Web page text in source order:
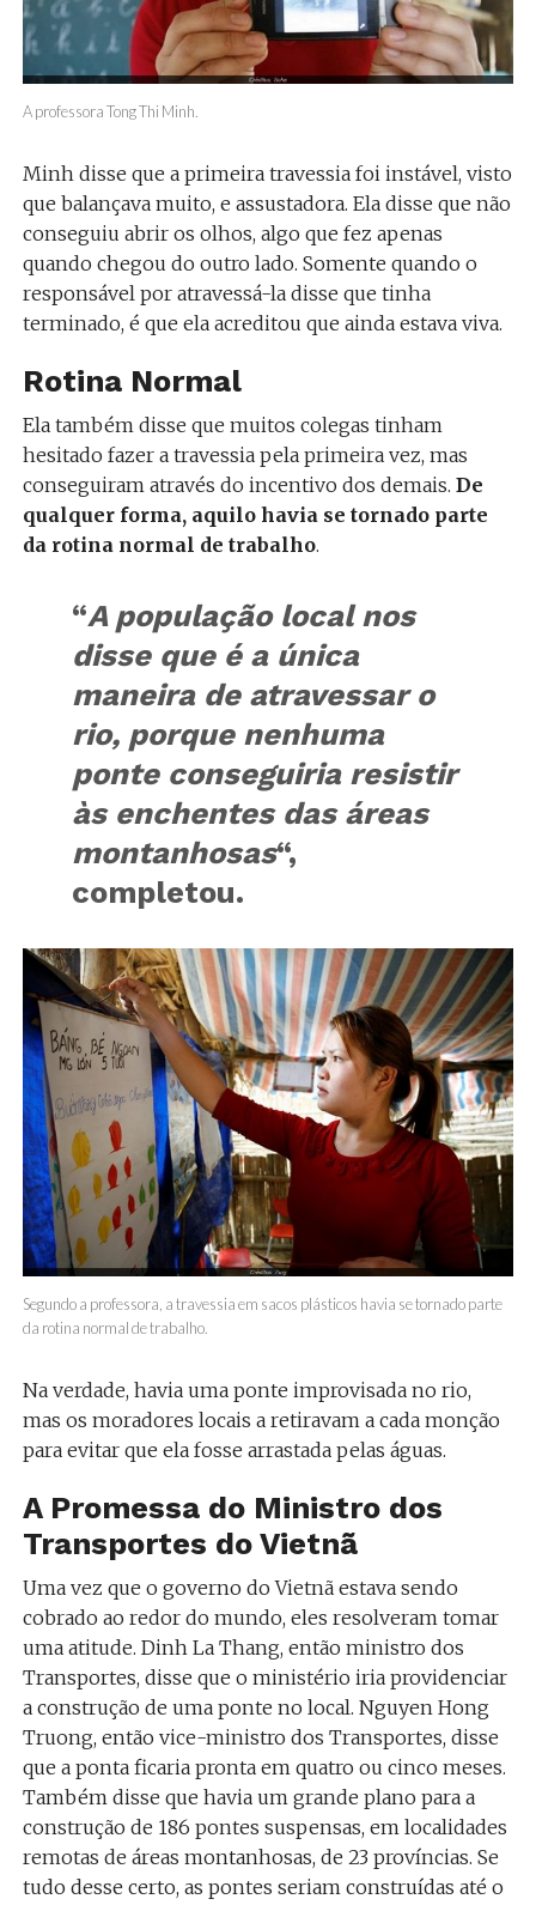
A professora Tong Thi Minh.
Minh disse que a primeira travessia foi instável, visto
que balançava muito, e assustadora. Ela disse que não
conseguiu abrir os olhos, algo que fez apenas
quando chegou do outro lado. Somente quando o
responsável por atravessá-la disse que tinha
terminado, é que ela acreditou que ainda estava viva.
Rotina Normal
Ela também disse que muitos colegas tinham
hesitado fazer a travessia pela primeira vez, mas
conseguiram através do incentivo dos demais. De
qualquer forma, aquilo havia se tornado parte
da rotina normal de trabalho.
“A população local nos
disse que é a única
maneira de atravessar o
rio, porque nenhuma
ponte conseguiria resistir
às enchentes das áreas
montanhosas“,
completou.
Segundo a professora, a travessia em sacos plásticos havia se tornado parte
da rotina normal de trabalho.
Na verdade, havia uma ponte improvisada no rio,
mas os moradores locais a retiravam a cada monção
para evitar que ela fosse arrastada pelas águas.
A Promessa do Ministro dos
Transportes do Vietnã
Uma vez que o governo do Vietnã estava sendo
cobrado ao redor do mundo, eles resolveram tomar
uma atitude. Dinh La Thang, então ministro dos
Transportes, disse que o ministério iria providenciar
a construção de uma ponte no local. Nguyen Hong
Truong, então vice-ministro dos Transportes, disse
que a ponta ficaria pronta em quatro ou cinco meses.
Também disse que havia um grande plano para a
construção de 186 pontes suspensas, em localidades
remotas de áreas montanhosas, de 23 províncias. Se
tudo desse certo, as pontes seriam construídas até o